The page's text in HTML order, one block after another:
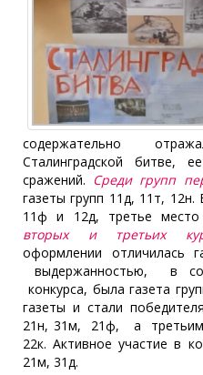
содержательно
Сталинградской битве,
сражений. Среди групп
газеты групп 11д, 11т,
11ф и 12д, третье место
вторых и третьих
оформлении отличилась
выдержанностью, в
конкурса, была газета
газеты и стали
21н, 31м, 21ф, а
22к. Активное участие в
21м, 31д.